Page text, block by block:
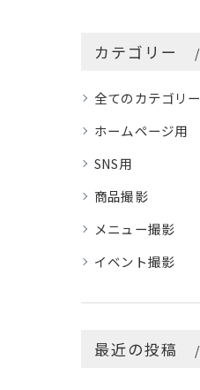
カテゴリー
全てのカテゴリー
ホームページ用
SNS用
商品撮影
メニュー撮影
イベント撮影
最近の投稿